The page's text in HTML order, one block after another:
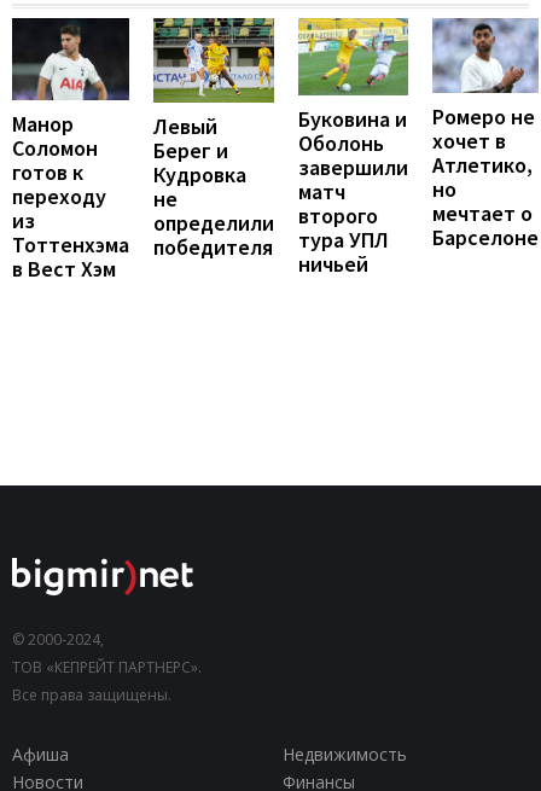
Манор
Соломон
готов к
переходу
из
Тоттенхэма
в Вест Хэм
Левый
Берег и
Кудровка
не
определили
победителя
Буковина и
Оболонь
завершили
матч
второго
тура УПЛ
ничьей
Ромеро не
хочет в
Атлетико,
но
мечтает о
Барселоне
© 2000-2024,
ТОВ «КЕПРЕЙТ ПАРТНЕРС».
Все права защищены.
Афиша
Недвижимость
Новости
Финансы